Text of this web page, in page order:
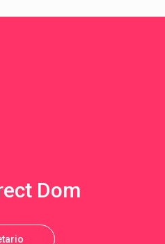
Dom